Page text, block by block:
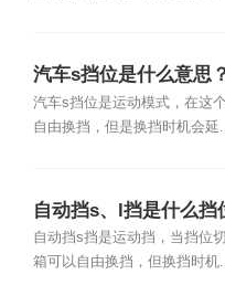
汽车s挡位是什么意思？
汽车s挡位是运动模式，在这
自由换挡，但是换挡时机会延...
自动挡s、l挡是什么挡
自动挡s挡是运动挡，当挡位
箱可以自由换挡，但换挡时机